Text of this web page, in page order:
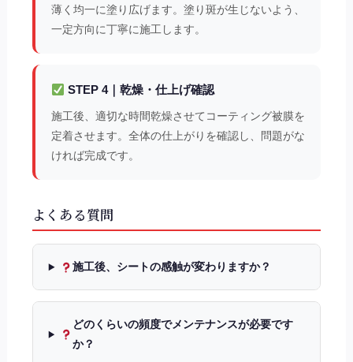
薄く均一に塗り広げます。塗り斑が生じないよう、
一定方向に丁寧に施工します。
STEP 4｜乾燥・仕上げ確認
施工後、適切な時間乾燥させてコーティング被膜を
定着させます。全体の仕上がりを確認し、問題がな
ければ完成です。
よくある質問
施工後、シートの感触が変わりますか？
どのくらいの頻度でメンテナンスが必要です
か？